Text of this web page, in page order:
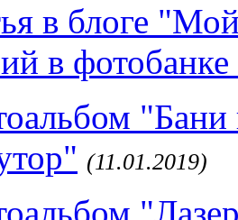
в блоге
в
"Бани
(11.01.2019)